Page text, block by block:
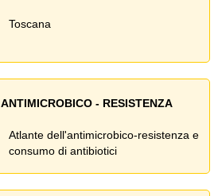
Toscana
ANTIMICROBICO - RESISTENZA
Atlante dell'antimicrobico-resistenza e
consumo di antibiotici